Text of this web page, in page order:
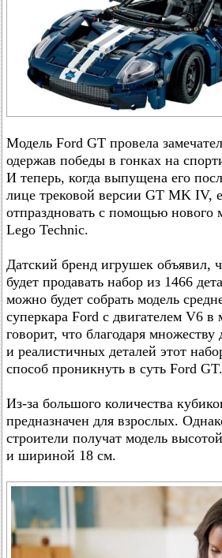
Модель Ford GT провела
одержав победы в гонках на
И теперь, когда выпущена его
лице трековой версии GT MK IV,
отпраздновать с помощью нового
Lego Technic.
Датский бренд игрушек объявил,
будет продавать набор из 1466
можно будет собрать модель
суперкара Ford с двигателем V6
говорит, что благодаря
и реалистичных деталей этот
способ проникнуть в суть Ford GT.
Из-за большого количества
предназначен для взрослых.
строители получат модель
и шириной 18 см.